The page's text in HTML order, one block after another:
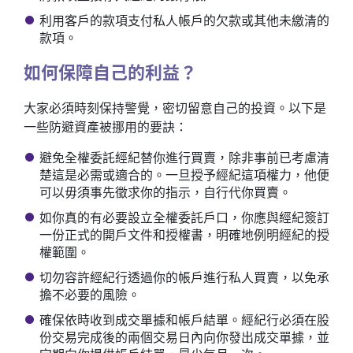
利用客戶的款項支付私人帳戶的欠款或其他未繳清的
款項。
如何保障自己的利益？
大家必須時刻保持警覺，密切留意自己的投資。以下是
一些防避資產被挪用的要訣：
避免全權委託經紀替你進行買賣，除非事前已考慮清
楚這是必需或適合的。一旦授予經紀這項權力，他便
可以毋須事先徵求你的指示，自行代你買賣。
如你真的有必要設立全權委託戶口，你應與經紀簽訂
一份正式的開戶文件和授權書，明確地例明經紀的授
權範圍。
切勿容許經紀行透過你的帳戶進行私人買賣，以免承
擔不必要的風險。
確保依時收到成交單據和帳戶結單。經紀行必須在股
份交易完成後的兩個交易日內向你發出成交單據，並